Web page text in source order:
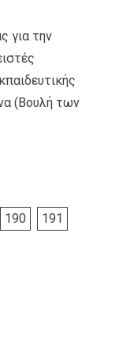
για την
(Βουλή των
190
191